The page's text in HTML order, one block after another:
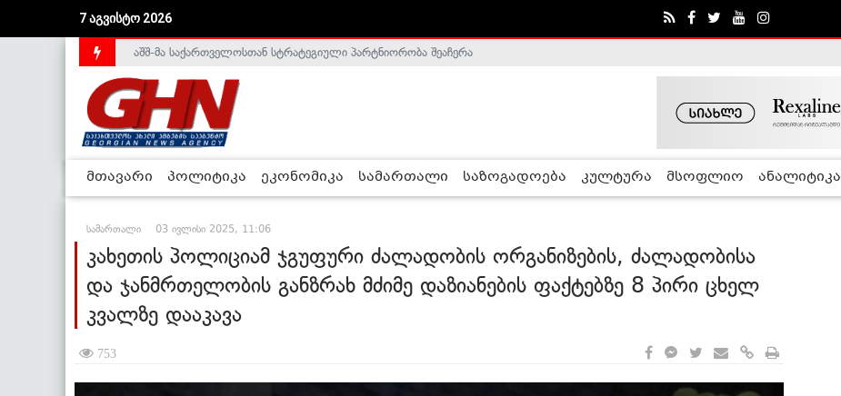
7 აგვისტო 2026
საქართველოს დე-ფაქტო მთავრობა არალეგიტიმურია - ჰელსინკის კომისია
აშშ-მა საქართველოსთან სტრატეგიული პარტნიორობა შეაჩერა
მთავარი პოლიტიკა ეკონომიკა სამართალი საზოგადოება კულტურა მსოფლიო ანალიტიკა
სამართალი 03 ივლისი 2025, 11:06
კახეთის პოლიციამ ჯგუფური ძალადობის ორგანიზების, ძალადობისა
და ჯანმრთელობის განზრახ მძიმე დაზიანების ფაქტებზე 8 პირი ცხელ
კვალზე დააკავა
753